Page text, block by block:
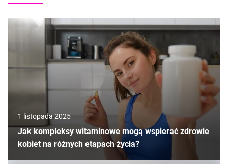
1 listopada 2025
Jak kompleksy witaminowe mogą wspierać zdrowie
kobiet na różnych etapach życia?